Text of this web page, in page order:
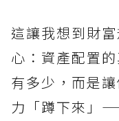
這讓我想到財
心：資產配置
有多少，而是
力「蹲下來」